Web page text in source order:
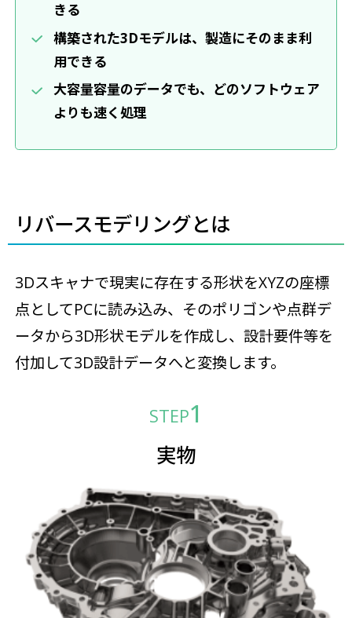
きる
構築された3Dモデルは、製造にそのまま利
用できる
大容量容量のデータでも、どのソフトウェア
よりも速く処理
リバースモデリングとは
3Dスキャナで現実に存在する形状をXYZの座標
点としてPCに読み込み、そのポリゴンや点群デ
ータから3D形状モデルを作成し、設計要件等を
付加して3D設計データへと変換します。
STEP
実物